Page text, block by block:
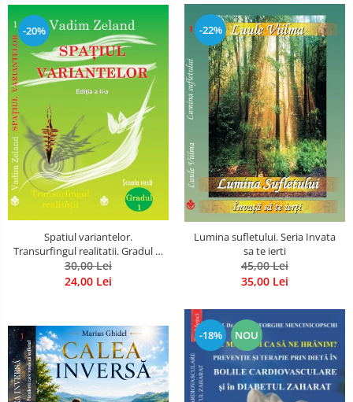
-20%
Spatiul variantelor.
Transurfingul realitatii. Gradul 1.
Cum sa ne dezvoltam intuitia si
sa ne alegem soarta
30,00 Lei
24,00 Lei
-22%
Lumina sufletului. Seria Invata
sa te ierti
45,00 Lei
35,00 Lei
-18% NOU